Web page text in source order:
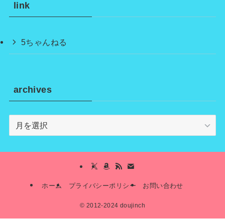
link
5ちゃんねる
archives
archives
ホーム プライバシーポリシー お問い合わせ
© 2012-2024 doujinch